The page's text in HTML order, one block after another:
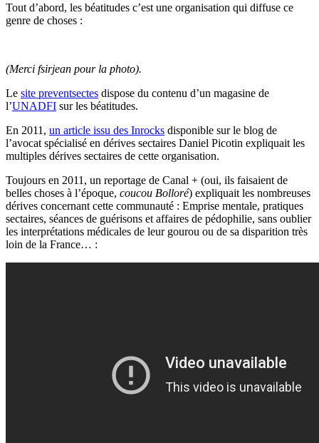
Tout d’abord, les béatitudes c’est une organisation qui diffuse ce
genre de choses :
(Merci fsirjean pour la photo).
Le site preventsectes dispose du contenu d’un magasine de
l’UNADFI sur les béatitudes.
En 2011, un article issu des Inrocks disponible sur le blog de
l’avocat spécialisé en dérives sectaires Daniel Picotin expliquait les
multiples dérives sectaires de cette organisation.
Toujours en 2011, un reportage de Canal + (oui, ils faisaient de
belles choses à l’époque, coucou Bolloré) expliquait les nombreuses
dérives concernant cette communauté : Emprise mentale, pratiques
sectaires, séances de guérisons et affaires de pédophilie, sans oublier
les interprétations médicales de leur gourou ou de sa disparition très
loin de la France… :